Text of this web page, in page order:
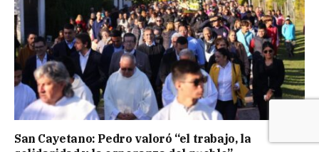
San Cayetano: Pedro valoró “el trabajo, la